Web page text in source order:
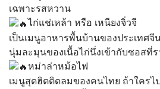
เฉพาะรสหวาน
ไก่แช่เหล้า หรือ เหนียงจิ่วจี
เป็นเมนูอาหารพื้นบ้านของประเทศ
นุ่มละมุนของเนื้อไก่นึ่งเข้ากับซอสที่
หม่าล่าหม้อไฟ
เมนูสุดฮิตติดลมของคนไทย ถ้าใครไ